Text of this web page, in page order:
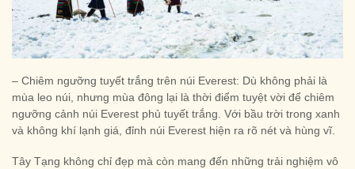
– Chiêm ngưỡng tuyết trắng trên núi Everest: Dù không phải là
mùa leo núi, nhưng mùa đông lại là thời điểm tuyệt vời để chiêm
ngưỡng cảnh núi Everest phủ tuyết trắng. Với bầu trời trong xanh
và không khí lạnh giá, đỉnh núi Everest hiện ra rõ nét và hùng vĩ.
Tây Tạng không chỉ đẹp mà còn mang đến những trải nghiệm vô